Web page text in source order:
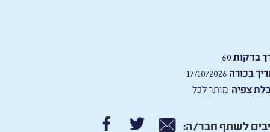
בדקות
בכורה
צפיה מותר לכל
לשתף חבר/ה: